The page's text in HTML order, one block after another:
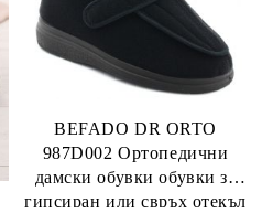
BEFADO DR ORTO
987D002 Ортопедични
дамски обувки обувки за
гипсиран или свръх отекъл